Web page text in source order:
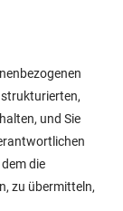
strukturierten,
und Sie
die
zu übermitteln,